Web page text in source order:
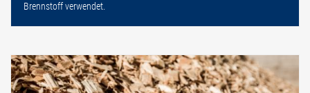
Brennstoff verwendet.